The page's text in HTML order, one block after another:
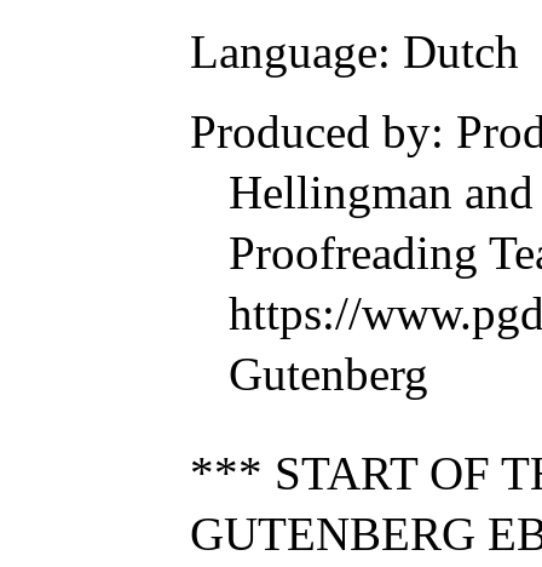
Language: Dutch
Produced by:
Hellingman
Proofreading
https://
Gutenberg
*** START OF
GUTENBERG